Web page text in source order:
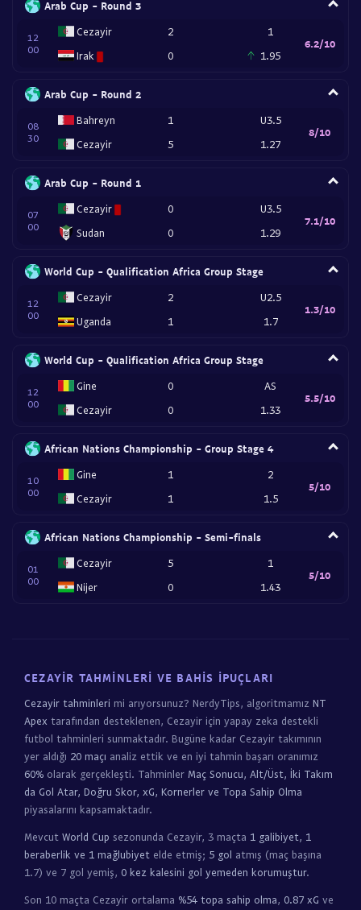
Arab Cup - Round 3
12
00
Cezayir
Irak
2
0
1
1.95
6.2/10
Arab Cup - Round 2
08
30
Bahreyn
Cezayir
1
5
U3.5
1.27
8/10
Arab Cup - Round 1
07
00
Cezayir
Sudan
0
0
U3.5
1.29
7.1/10
World Cup - Qualification Africa Group Stage
12
00
Cezayir
Uganda
2
1
U2.5
1.7
1.3/10
World Cup - Qualification Africa Group Stage
12
00
Gine
Cezayir
0
0
AS
1.33
5.5/10
African Nations Championship - Group Stage 4
10
00
Gine
Cezayir
1
1
2
1.5
5/10
African Nations Championship - Semi-finals
01
00
Cezayir
Nijer
5
0
1
1.43
5/10
CEZAYIR TAHMINLERI VE BAHIS İPUÇLARI
Cezayir tahminleri mi arıyorsunuz? NerdyTips, algoritmamız NT
Apex tarafından desteklenen, Cezayir için yapay zeka destekli
futbol tahminleri sunmaktadır. Bugüne kadar Cezayir takımının
yer aldığı 20 maçı analiz ettik ve en iyi tahmin başarı oranımız
60% olarak gerçekleşti. Tahminler Maç Sonucu, Alt/Üst, İki Takım
da Gol Atar, Doğru Skor, xG, Kornerler ve Topa Sahip Olma
piyasalarını kapsamaktadır.
Mevcut World Cup sezonunda Cezayir, 3 maçta 1 galibiyet, 1
beraberlik ve 1 mağlubiyet elde etmiş; 5 gol atmış (maç başına
1.7) ve 7 gol yemiş, 0 kez kalesini gol yemeden korumuştur.
Son 10 maçta Cezayir ortalama %54 topa sahip olma, 0.87 xG ve